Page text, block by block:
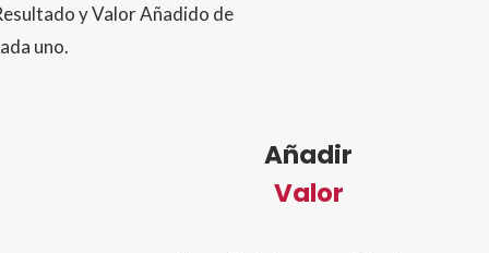
y Valor Añadido de
uno.
Añadir
Valor